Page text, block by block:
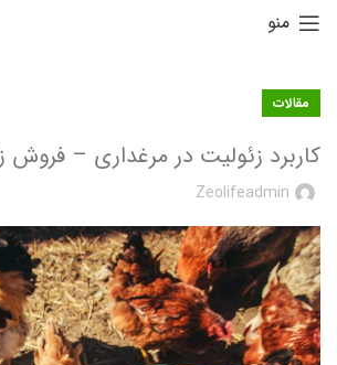
منو
مقالات
کاربرد زئولیت در مرغداری – فروش
Zeolifeadmin